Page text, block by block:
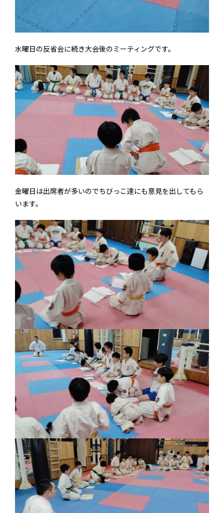
水曜日の反省会に続き大会後のミーティングです。
金曜日は出席者が多いのでちびっこ達にも意見を出してもら
います。